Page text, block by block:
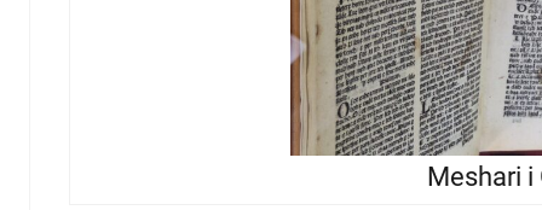
Meshari i